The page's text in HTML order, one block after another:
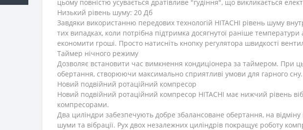
цьому повністю усувається дратівливе "гудіння", що викликається
Низький рівень шуму: 20 Дб
Завдяки використанню передових технологій HITACHI рівень шуму
тих випадках, коли потрібна підтримка досягнутої раніше
економити гроші. Просто натисніть кнопку регулятора швидкості
Таймер нічного режиму
Дозволяє встановити час вимкнення кондиціонера за таймером. При
обертання, створюючи максимально сприятливі умови для гарного сну.
Новий подвійний ротаційний компресор
Новий подвійний ротаційний компресор HITACHI має нижчий рівень
компресорами.
Два циліндри забезпечують добре збалансоване обертання, на
шуми та вібрації. Рух двох незалежних циліндрів покращує роботу